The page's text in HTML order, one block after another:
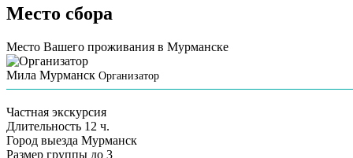
Место сбора
Место Вашего проживания в Мурманске
Мила Мурманск Организатор
Частная экскурсия
Длительность 12 ч.
Город выезда Мурманск
Размер группы до 3